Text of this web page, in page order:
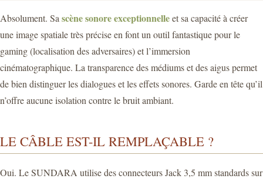
Absolument. Sascène sonore exceptionnelleet sa capacité à créer
une image spatiale très précise en font un outil fantastique pour le
gaming (localisation des adversaires) et l’immersion
cinématographique. La transparence des médiums et des aigus permet
de bien distinguer les dialogues et les effets sonores. Garde en tête qu’il
n’offre aucune isolation contre le bruit ambiant.
LE CÂBLE EST-IL REMPLAÇABLE ?
Oui. Le SUNDARA utilise des connecteurs Jack 3,5 mm standards sur